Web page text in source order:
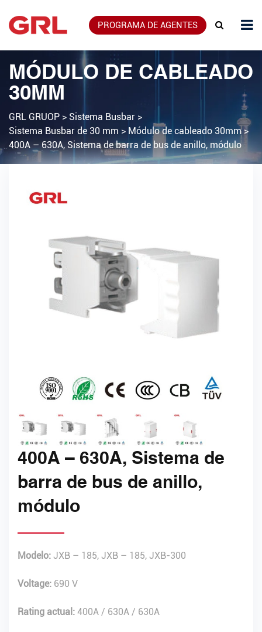
PROGRAMA DE AGENTES
MÓDULO DE CABLEADO
30MM
GRL GRUOP > Sistema Busbar >
Sistema Busbar de 30 mm > Módulo de cableado 30mm>
400A – 630A, Sistema de barra de bus de anillo, módulo
400A – 630A, Sistema de
barra de bus de anillo,
módulo
Modelo: JXB – 185, JXB – 185, JXB-300
Voltage: 690 V
Rating actual: 400A / 630A / 630A